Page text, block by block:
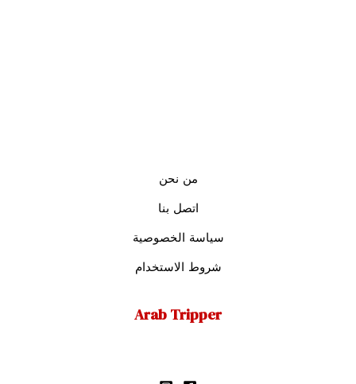
من نحن
اتصل بنا
سياسة الخصوصية
شروط الاستخدام
Arab Tripper